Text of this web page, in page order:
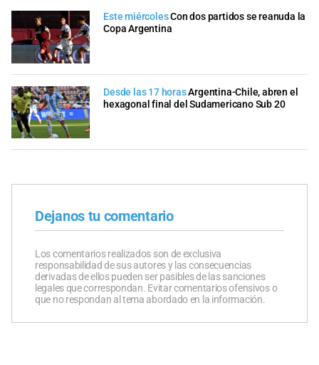
Este miércolesCon dos partidos se reanuda la
Copa Argentina
Desde las 17 horasArgentina-Chile, abren el
hexagonal final del Sudamericano Sub 20
Dejanos tu comentario
Los comentarios realizados son de exclusiva
responsabilidad de sus autores y las consecuencias
derivadas de ellos pueden ser pasibles de las sanciones
legales que correspondan. Evitar comentarios ofensivos o
que no respondan al tema abordado en la información.